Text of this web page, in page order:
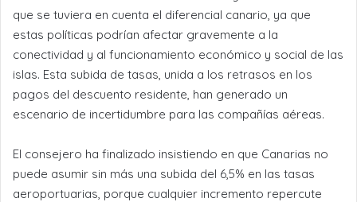
que se tuviera en cuenta el diferencial canario, ya que
estas políticas podrían afectar gravemente a la
conectividad y al funcionamiento económico y social de las
islas. Esta subida de tasas, unida a los retrasos en los
pagos del descuento residente, han generado un
escenario de incertidumbre para las compañías aéreas.
El consejero ha finalizado insistiendo en que Canarias no
puede asumir sin más una subida del 6,5% en las tasas
aeroportuarias, porque cualquier incremento repercute